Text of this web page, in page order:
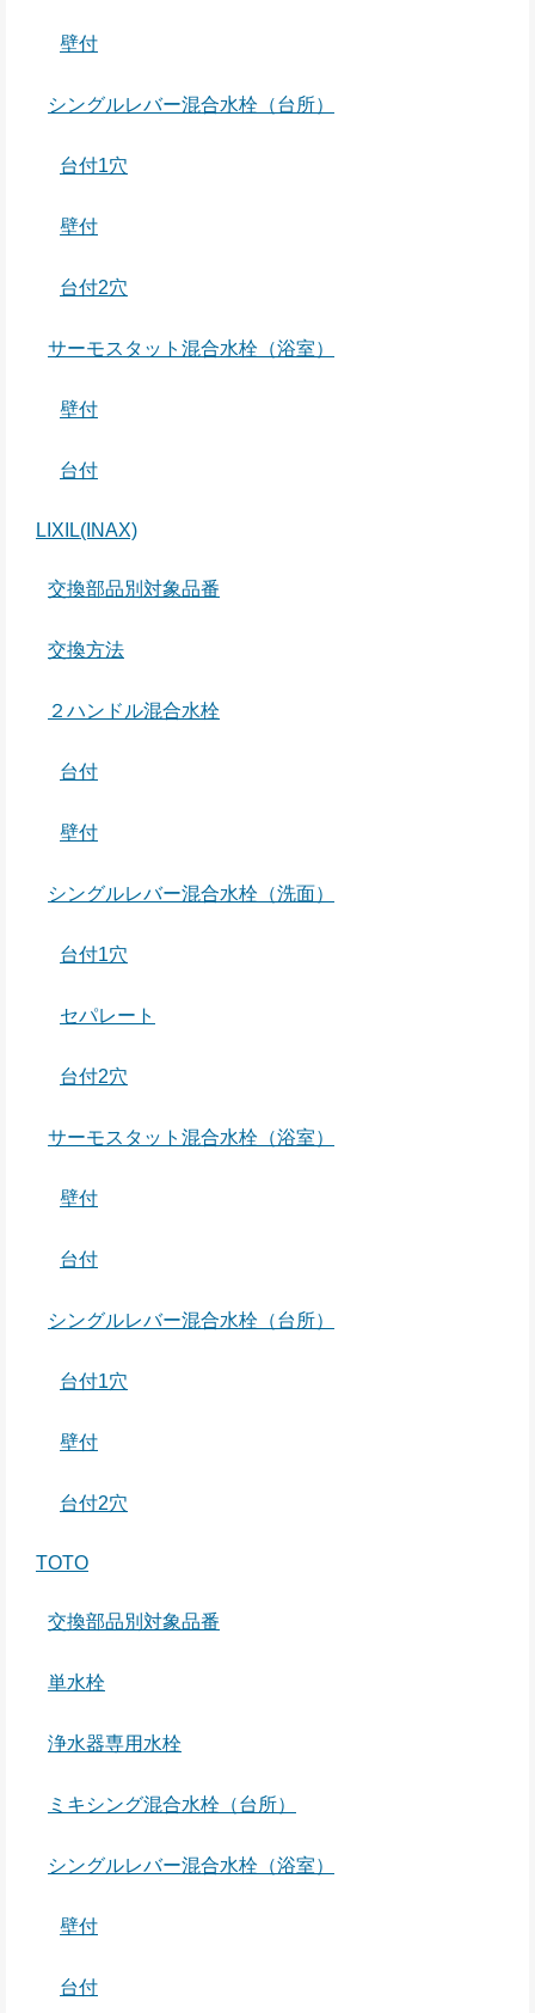
壁付
シングルレバー混合水栓（台所）
台付1穴
壁付
台付2穴
サーモスタット混合水栓（浴室）
壁付
台付
LIXIL(INAX)
交換部品別対象品番
交換方法
２ハンドル混合水栓
台付
壁付
シングルレバー混合水栓（洗面）
台付1穴
セパレート
台付2穴
サーモスタット混合水栓（浴室）
壁付
台付
シングルレバー混合水栓（台所）
台付1穴
壁付
台付2穴
TOTO
交換部品別対象品番
単水栓
浄水器専用水栓
ミキシング混合水栓（台所）
シングルレバー混合水栓（浴室）
壁付
台付